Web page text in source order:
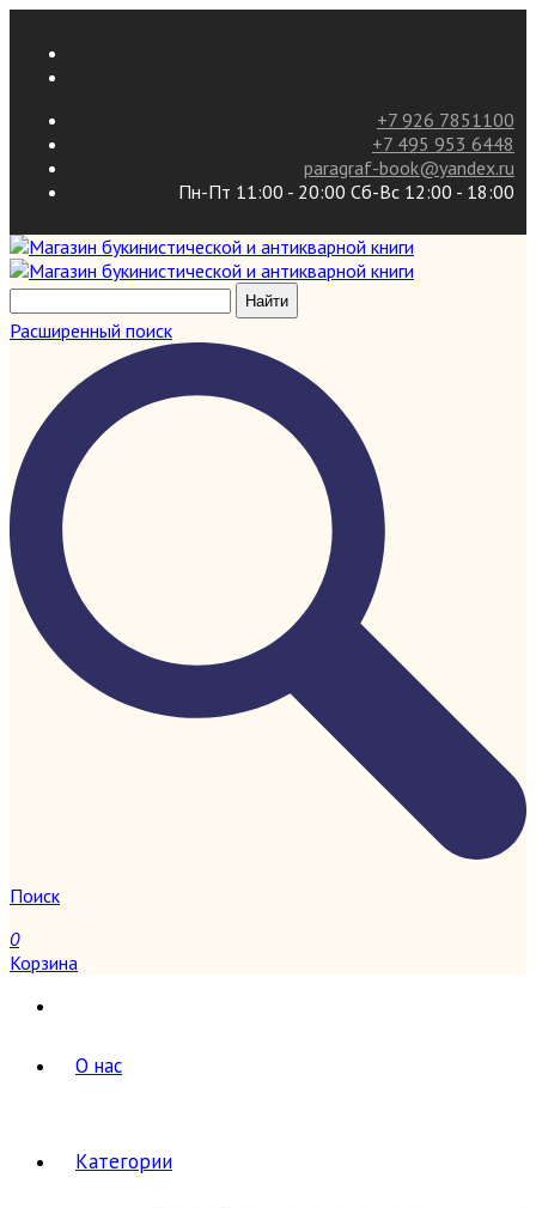
+7 926 7851100
+7 495 953 6448
paragraf-book@yandex.ru
Пн-Пт 11:00 - 20:00 Сб-Вс 12:00 - 18:00
Расширенный поиск
Поиск
0
Корзина
О нас
Категории